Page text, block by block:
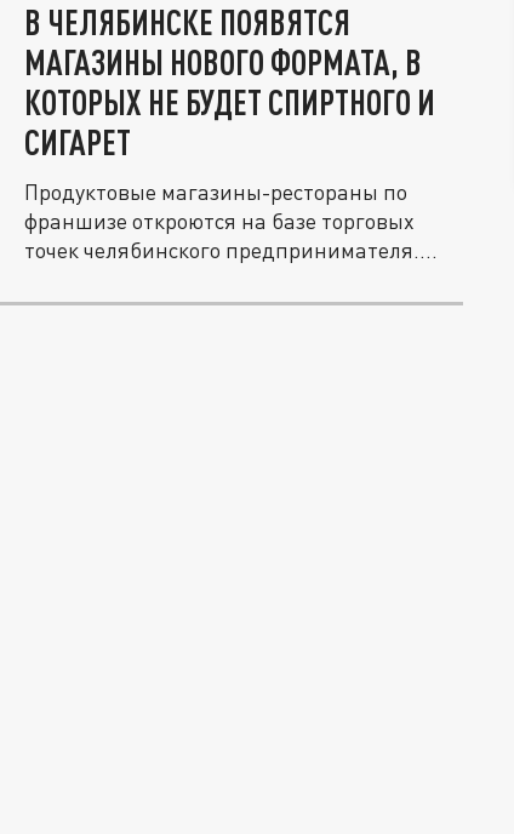
В ЧЕЛЯБИНСКЕ ПОЯВЯТСЯ
МАГАЗИНЫ НОВОГО ФОРМАТА, В
КОТОРЫХ НЕ БУДЕТ СПИРТНОГО И
СИГАРЕТ
Продуктовые магазины-рестораны по
франшизе откроются на базе торговых
точек челябинского предпринимателя....